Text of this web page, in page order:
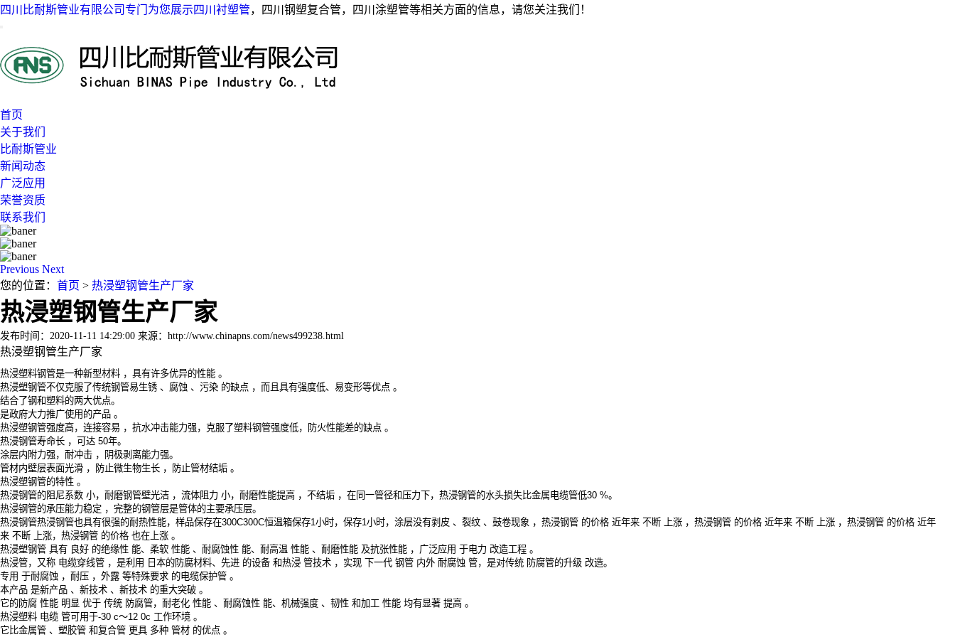
四川比耐斯管业有限公司专门为您展示四川衬塑管，四川钢塑复合管，四川涂塑管等相关方面的信息，请您关注我们！
首页
关于我们
比耐斯管业
新闻动态
广泛应用
荣誉资质
联系我们
Previous Next
您的位置： 首页 > 热浸塑钢管生产厂家
热浸塑钢管生产厂家
发布时间：2020-11-11 14:29:00 来源：http://www.chinapns.com/news499238.html
热浸塑钢管生产厂家
热浸塑料钢管是一种新型材料 ，具有许多优异的性能 。
热浸塑钢管不仅克服了传统钢管易生锈 、腐蚀 、污染 的缺点 ，而且具有强度低、易变形等优点 。
结合了钢和塑料的两大优点。
是政府大力推广使用的产品 。
热浸塑钢管强度高，连接容易 ，抗水冲击能力强，克服了塑料钢管强度低，防火性能差的缺点 。
热浸钢管寿命长 ，可达 50年。
涂层内附力强，耐冲击 ，阴极剥离能力强。
管材内壁层表面光滑 ，防止微生物生长 ，防止管材结垢 。
热浸塑钢管的特性 。
热浸钢管的阻尼系数 小，耐磨钢管壁光洁 ，流体阻力 小，耐磨性能提高 ，不结垢 ，在同一管径和压力下，热浸钢管的水头损失比金属电缆管低30 %。
热浸钢管的承压能力稳定 ，完整的钢管层是管体的主要承压层。
热浸钢管热浸钢管也具有很强的耐热性能，样品保存在300C300C恒温箱保存1小时，保存1小时，涂层没有剥皮 、裂纹 、鼓卷现象 ，热浸钢管 的价格 近年来 不断 上涨 ，热浸钢管 的价格 近年来 不断 上涨 ，热浸钢管 的价格 近年
来 不断 上涨，热浸钢管 的价格 也在上涨 。
热浸塑钢管 具有 良好 的绝缘性 能、柔软 性能 、耐腐蚀性 能、耐高温 性能 、耐磨性能 及抗张性能 ，广泛应用 于电力 改造工程 。
热浸管，又称 电缆穿线管 ，是利用 日本的防腐材料、先进 的设备 和热浸 管技术 ，实现 下一代 钢管 内外 耐腐蚀 管，是对传统 防腐管的升级 改造。
专用 于耐腐蚀 ，耐压 ，外露 等特殊要求 的电缆保护管 。
本产品 是新产品 、新技术 、新技术 的重大突破 。
它的防腐 性能 明显 优于 传统 防腐管，耐老化 性能 、耐腐蚀性 能、机械强度 、韧性 和加工 性能 均有显著 提高 。
热浸塑料 电缆 管可用于-30 c～12 0c 工作环境 。
它比金属管 、塑胶管 和复合管 更具 多种 管材 的优点 。